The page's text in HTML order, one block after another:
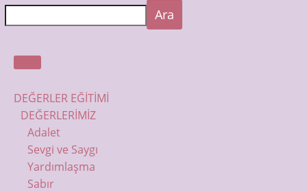
Ara
DEĞERLER EĞİTİMİ
DEĞERLERİMİZ
Adalet
Sevgi ve Saygı
Yardımlaşma
Sabır